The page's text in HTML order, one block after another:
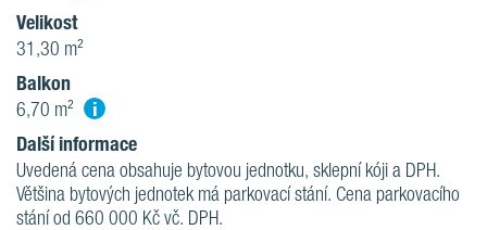
Velikost
31,30 m²
Balkon
6,70 m² i
Další informace
Uvedená cena obsahuje bytovou jednotku, sklepní kóji a DPH.
Většina bytových jednotek má parkovací stání. Cena parkovacího
stání od 660 000 Kč vč. DPH.